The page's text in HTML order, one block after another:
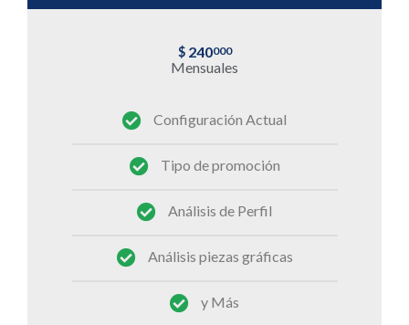
$ 240000
Mensuales
Configuración Actual
Tipo de promoción
Análisis de Perfil
Análisis piezas gráficas
y Más